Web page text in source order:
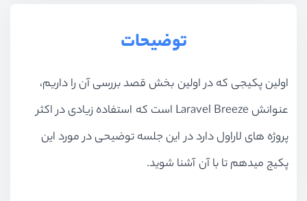
بخش سوم احراز هویت با fortify
بخش چهارم
توضیحات
اولین پکیجی که در اولین بخش قصد بررسی آن را داریم،
عنوانش Laravel Breeze است که استفاده زیادی در اکثر
پروژه های لاراول دارد در این جلسه توضیحی در مورد این
پکیج میدهم تا با آن آشنا شوید.